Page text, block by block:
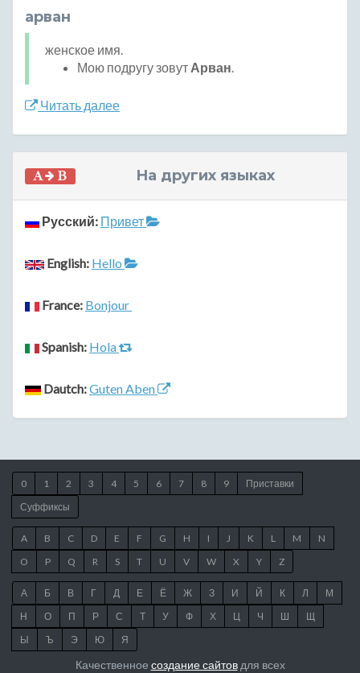
арван
женское имя.
Мою подругу зовут Арван.
Читать далее
На других языках
Русский: Привет
English: Hello
France: Bonjour
Spanish: Hola
Dautch:Guten Aben
0 1 2 3 4 5 6 7 8 9
Приставки
Суффиксы
A B C D E F G H I J K L M
N
O
P Q R S T U V W X Y Z
А Б В Г Д Е Ё Ж З И Й К Л
М
Н
О П Р С Т У Ф Х Ц Ч Ш
Щ
Ы
Ъ Э Ю Я
Качественное создание сайтовдля всех